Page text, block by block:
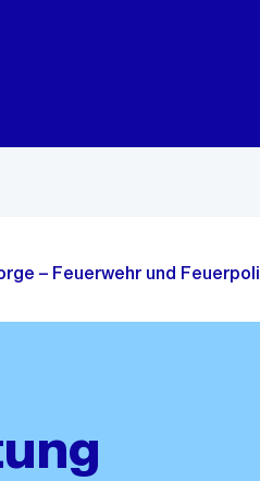
– Feuerwehr und